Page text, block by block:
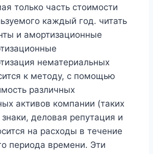
только часть стоимости
каждый год. читать
и амортизационные
нематериальных
к методу, с помощью
различных
активов компании (таких
деловая репутация и
на расходы в течение
периода времени. Эти